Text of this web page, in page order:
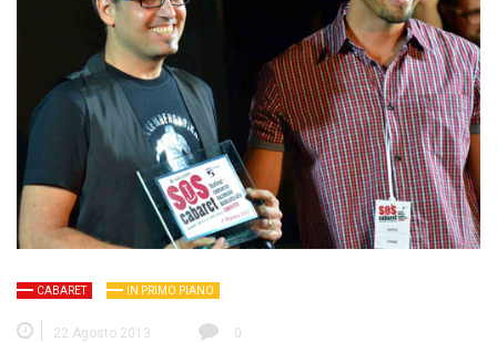
CABARET IN PRIMO PIANO
22 Agosto 2013 0